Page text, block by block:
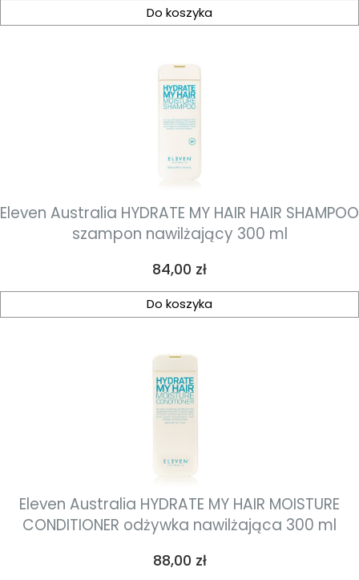
Do koszyka
Eleven Australia HYDRATE MY HAIR HAIR SHAMPOO
szampon nawilżający 300 ml
Cena
84,00 zł
Do koszyka
Eleven Australia HYDRATE MY HAIR MOISTURE
CONDITIONER odżywka nawilżająca 300 ml
Cena
88,00 zł